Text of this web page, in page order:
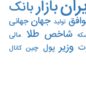
بازاربانک
تولید جهان جهانی
شاخص طلا مالی
وزیر پول چین کانال